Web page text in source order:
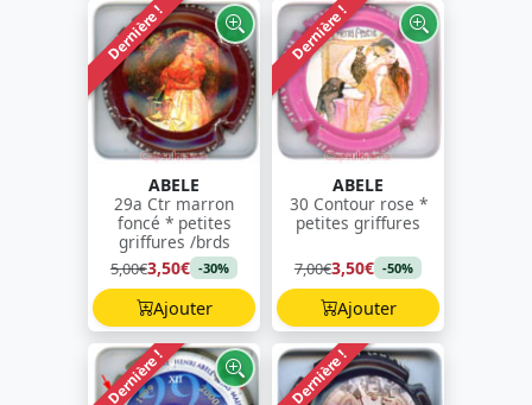
Dernière !
ABELE
29a Ctr marron
foncé * petites
griffures /brds
5,00€3,50€ -30%
Ajouter
Dernière !
ABELE
30 Contour rose *
petites griffures
7,00€3,50€ -50%
Ajouter
Dernière ! Dernière !